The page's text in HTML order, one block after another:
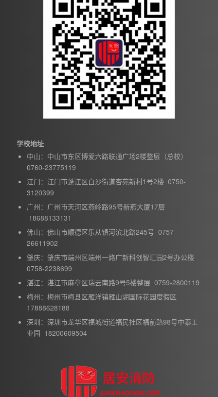
学校地址
中山：中山市东区博爱六路联通广场2楼整层（总校）
0760-23775119
江门：江门市蓬江区白沙街道杏苑新村1号2楼 0750-
3120399
广州：广州市天河区燕岭路95号新燕大厦17层
18688133131
佛山：佛山市顺德区乐从镇河滨北路245号 0757-
26611902
肇庆：肇庆市端州区端州一路广新科创智汇园2号办公楼
0758-2238699
湛江：湛江市麻章区瑞云南路9号5楼整层 0759-2800119
梅州：梅州市梅县区雁洋镇雁山湖国际花园度假区
17888628188
深圳：深圳市龙华区福城街道福民社区福前路98号中泰工
业园 18200609504